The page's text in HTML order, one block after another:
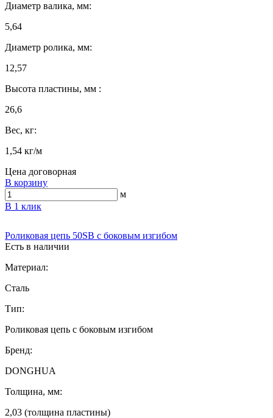
Диаметр валика, мм:
5,64
Диаметр ролика, мм:
12,57
Высота пластины, мм :
26,6
Вес, кг:
1,54 кг/м
Цена договорная
В корзину
м
В 1 клик
Роликовая цепь 50SB с боковым изгибом
Есть в наличии
Материал:
Сталь
Тип:
Роликовая цепь с боковым изгибом
Бренд:
DONGHUA
Толщина, мм:
2,03 (толщина пластины)